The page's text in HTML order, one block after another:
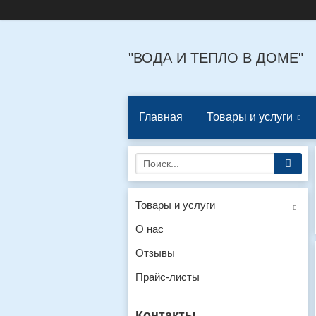
"ВОДА И ТЕПЛО В ДОМЕ"
Главная Товары и услуги
Товары и услуги
О нас
Отзывы
Прайс-листы